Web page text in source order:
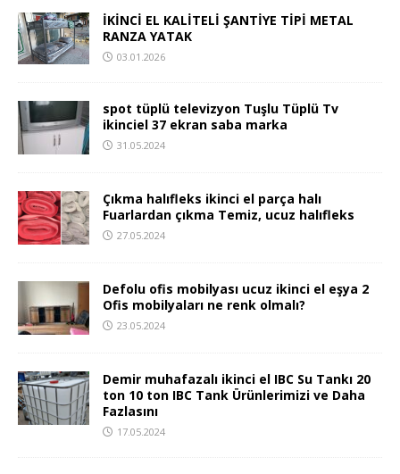
İKİNCİ EL KALİTELİ ŞANTİYE TİPİ METAL
RANZA YATAK
03.01.2026
spot tüplü televizyon Tuşlu Tüplü Tv
ikinciel 37 ekran saba marka
31.05.2024
Çıkma halıfleks ikinci el parça halı
Fuarlardan çıkma Temiz, ucuz halıfleks
27.05.2024
Defolu ofis mobilyası ucuz ikinci el eşya 2
Ofis mobilyaları ne renk olmalı?
23.05.2024
Demir muhafazalı ikinci el IBC Su Tankı 20
ton 10 ton IBC Tank Ürünlerimizi ve Daha
Fazlasını
17.05.2024